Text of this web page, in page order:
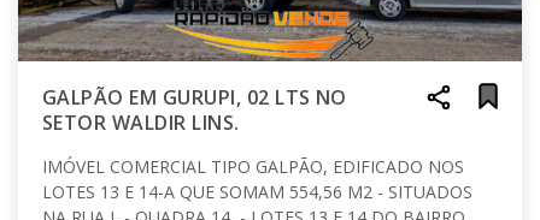
GALPÃO EM GURUPI, 02 LTS NO
SETOR WALDIR LINS.
IMÓVEL COMERCIAL TIPO GALPÃO, EDIFICADO NOS
LOTES 13 E 14-A QUE SOMAM 554,56 M2 - SITUADOS